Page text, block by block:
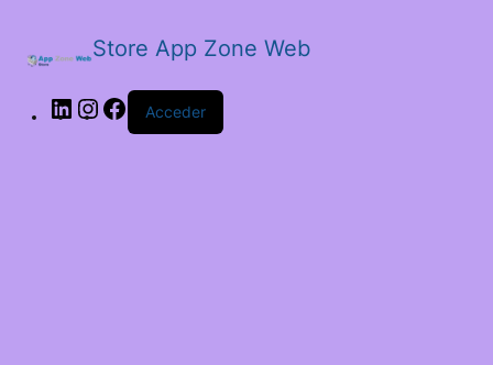
Store App Zone Web
LinkedInInstagram
Facebook
Acceder